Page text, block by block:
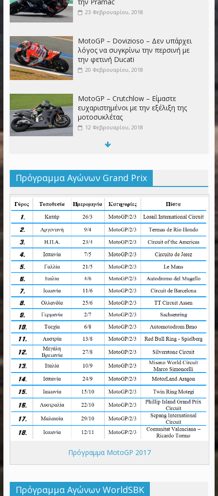
23 Φεβρουαρίου, 2018
MotoGP – Dovizioso – Δεν υπάρχει
λόγος να συγκρίνω την περσινή με
την φετινή Ducati
20 Φεβρουαρίου, 2018
MotoGP – Crutchlow – Είμαστε
ευχαριστημένοι με την εξέλιξη της
μοτοσυκλέτας
12 Φεβρουαρίου, 2018
6 Φεβρουαρίου, 2018
MotoGP – Tech 3 – Η αναζήτηση
αναβάτη συνεχίζεται
2 Φεβρουαρίου, 2018
Rally Dakar 2022
29 Δεκεμβρίου, 2021
Πρόγραμμα Αγώνων Grand Prix
Πρόγραμμα MotoGP 2017
Πρόγραμμα Αγώνων WorldSBK